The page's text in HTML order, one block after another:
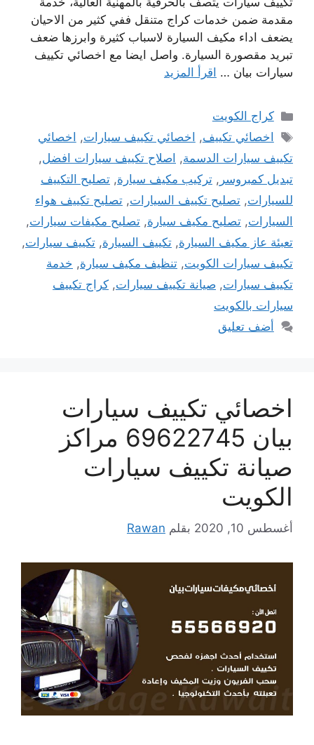
مقدمة ضمن خدمات كراج متنقل ففي كثير من الاحيان
يضعف اداء مكيف السيارة لاسباب كثيرة وابرزها ضعف
تبريد مقصورة السيارة. واصل ايضا مع اخصائي تكييف
سيارات بيان … اقرأ المزيد
التصنيفات
كراج الكويت
الوسوم
اخصائي تكييف, اخصائي تكييف سيارات, اخصائي
تكييف سيارات الدسمة, اصلاح تكييف سيارات افضل,
تبديل كمبروسر , تركيب مكيف سيارة, تصليح التكييف
للسيارات, تصليح تكييف السيارات, تصليح تكييف هواء
السيارات, تصليح مكيف سيارة, تصليح مكيفات سيارات,
تعبئة عاز مكيف السيارة, تكييف السيارة, تكييف سيارات,
تكييف سيارات الكويت, تنظيف مكيف سيارة, خدمة
تكييف سيارات, صيانة تكييف سيارات, كراج تكييف
سيارات بالكويت
أضف تعليق
اخصائي تكييف سيارات
بيان 69622745 مراكز
صيانة تكييف سيارات
الكويت
أغسطس 10, 2020 بقلم Rawan